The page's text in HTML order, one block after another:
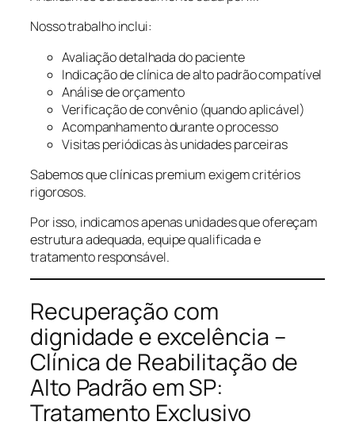
Nosso trabalho inclui:
Avaliação detalhada do paciente
Indicação de clínica de alto padrão compatível
Análise de orçamento
Verificação de convênio (quando aplicável)
Acompanhamento durante o processo
Visitas periódicas às unidades parceiras
Sabemos que clínicas premium exigem critérios
rigorosos.
Por isso, indicamos apenas unidades que ofereçam
estrutura adequada, equipe qualificada e
tratamento responsável.
Recuperação com
dignidade e excelência –
Clínica de Reabilitação de
Alto Padrão em SP:
Tratamento Exclusivo